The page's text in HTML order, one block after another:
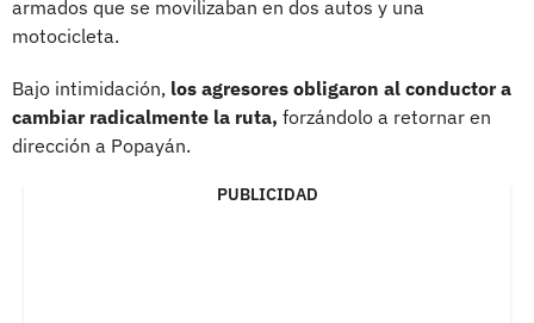
armados que se movilizaban en dos autos y una
motocicleta.
Bajo intimidación, los agresores obligaron al conductor a
cambiar radicalmente la ruta, forzándolo a retornar en
dirección a Popayán.
PUBLICIDAD